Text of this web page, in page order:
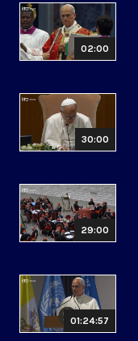
02:00
30:00
29:00
01:24:57